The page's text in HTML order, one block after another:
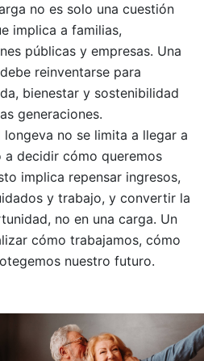
no es solo una cuestión
implica a familias,
públicas y empresas. Una
reinventarse para
bienestar y sostenibilidad
generaciones.
no se limita a llegar a
a decidir cómo queremos
implica repensar ingresos,
y trabajo, y convertir la
no en una carga. Un
cómo trabajamos, cómo
nuestro futuro.